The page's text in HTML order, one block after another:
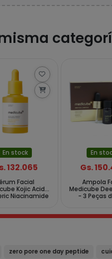
En stock
132.065
Facial
Kojic Acid
Niacinamide
En
Gs.
Ampola
Medicube
- 3 Peças
zero pore one day peptide